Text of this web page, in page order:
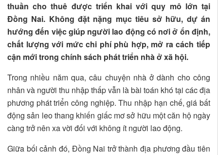
thuần cho thuê được triển khai với quy mô lớn tại
Đồng Nai. Không đặt nặng mục tiêu sở hữu, dự án
hướng đến việc giúp người lao động có nơi ở ổn định,
chất lượng với mức chi phí phù hợp, mở ra cách tiếp
cận mới trong chính sách phát triển nhà ở xã hội.
Trong nhiều năm qua, câu chuyện nhà ở dành cho công
nhân và người thu nhập thấp vẫn là bài toán khó tại các địa
phương phát triển công nghiệp. Thu nhập hạn chế, giá bất
động sản leo thang khiến giấc mơ sở hữu một căn hộ ngày
càng trở nên xa vời đối với không ít người lao động.
Giữa bối cảnh đó, Đồng Nai trở thành địa phương đầu tiên